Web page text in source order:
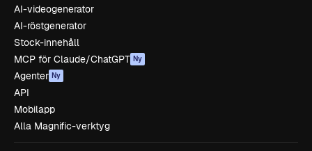
AI-videogenerator
AI-röstgenerator
Stock-innehåll
MCP för Claude/ChatGPT Ny
Agenter Ny
API
Mobilapp
Alla Magnific-verktyg